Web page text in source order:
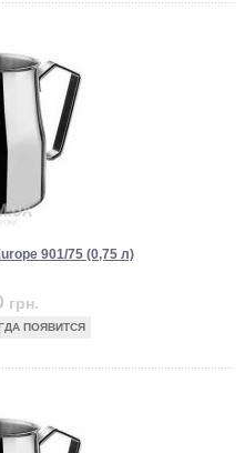
901/75 (0,75 л)
грн.
ПОЯВИТСЯ